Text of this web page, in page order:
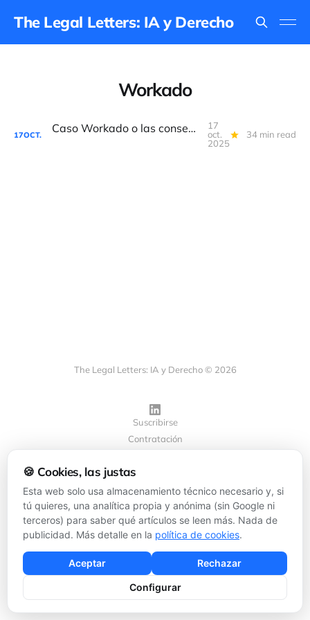
The Legal Letters: IA y Derecho
Workado
17OCT. Caso Workado o las consecuencias legales del “AI washing”
17
oct.
2025
34 min read
The Legal Letters: IA y Derecho © 2026
Suscribirse
Contratación
Configurar cookies
Powered byGhost
🍪 Cookies, las justas
Esta web solo usa almacenamiento técnico necesario y, si
tú quieres, una analítica propia y anónima (sin Google ni
terceros) para saber qué artículos se leen más. Nada de
publicidad. Más detalle en la política de cookies.
Aceptar Rechazar
Configurar